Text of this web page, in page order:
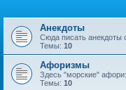
Анекдоты
Сюда писать анекдоты
Темы: 10
Афоризмы
Здесь "морские"
Темы: 10